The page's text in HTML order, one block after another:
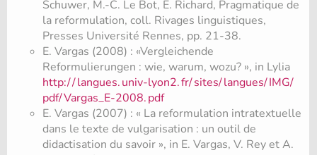
Schuwer, M.-C. Le Bot, E. Richard, Pragmatique de
la reformulation, coll. Rivages linguistiques,
Presses Université Rennes, pp. 21-38.
E. Vargas (2008) : «Vergleichende
Reformulierungen : wie, warum, wozu? », in Lylia
http://langues.univ-lyon2.fr/sites/langues/IMG/
pdf/Vargas_E-2008.pdf
E. Vargas (2007) : « La reformulation intratextuelle
dans le texte de vulgarisation : un outil de
didactisation du savoir », in E. Vargas, V. Rey et A.